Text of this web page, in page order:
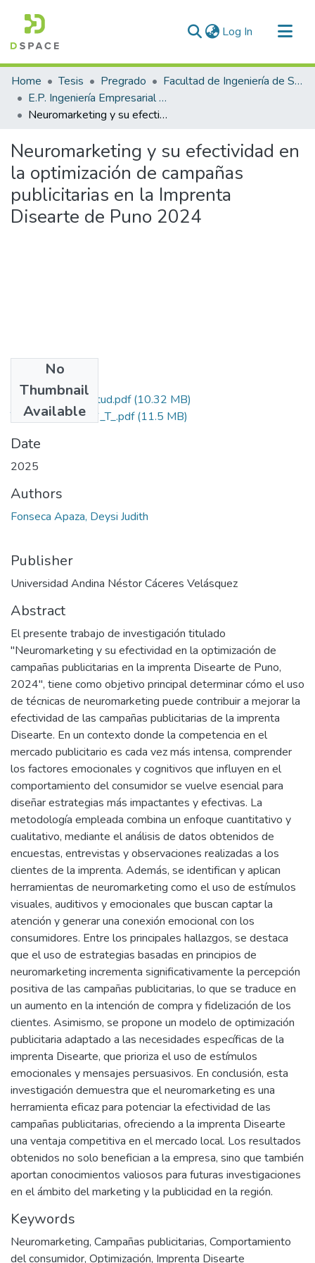
Log In (current)
Communities & Collections
All of DSpace
Statistics
Home Tesis Pregrado
Facultad de Ingeniería de Sistemas
E.P. Ingeniería Empresarial e Informática
Neuromarketing y su efectividad en la optimización de campañas publicitarias en la Imprenta Disearte de Puno 2024
Neuromarketing y su efectividad en
la optimización de campañas
publicitarias en la Imprenta
Disearte de Puno 2024
No
Thumbnail
Available
Grado de Similitud.pdf(10.32 MB)
T036_70353716_T_.pdf(11.5 MB)
Date
2025
Authors
Fonseca Apaza, Deysi Judith
Publisher
Universidad Andina Néstor Cáceres Velásquez
Abstract
El presente trabajo de investigación titulado
"Neuromarketing y su efectividad en la optimización de
campañas publicitarias en la imprenta Disearte de Puno,
2024", tiene como objetivo principal determinar cómo el uso
de técnicas de neuromarketing puede contribuir a mejorar la
efectividad de las campañas publicitarias de la imprenta
Disearte. En un contexto donde la competencia en el
mercado publicitario es cada vez más intensa, comprender
los factores emocionales y cognitivos que influyen en el
comportamiento del consumidor se vuelve esencial para
diseñar estrategias más impactantes y efectivas. La
metodología empleada combina un enfoque cuantitativo y
cualitativo, mediante el análisis de datos obtenidos de
encuestas, entrevistas y observaciones realizadas a los
clientes de la imprenta. Además, se identifican y aplican
herramientas de neuromarketing como el uso de estímulos
visuales, auditivos y emocionales que buscan captar la
atención y generar una conexión emocional con los
consumidores. Entre los principales hallazgos, se destaca
que el uso de estrategias basadas en principios de
neuromarketing incrementa significativamente la percepción
positiva de las campañas publicitarias, lo que se traduce en
un aumento en la intención de compra y fidelización de los
clientes. Asimismo, se propone un modelo de optimización
publicitaria adaptado a las necesidades específicas de la
imprenta Disearte, que prioriza el uso de estímulos
emocionales y mensajes persuasivos. En conclusión, esta
investigación demuestra que el neuromarketing es una
herramienta eficaz para potenciar la efectividad de las
campañas publicitarias, ofreciendo a la imprenta Disearte
una ventaja competitiva en el mercado local. Los resultados
obtenidos no solo benefician a la empresa, sino que también
aportan conocimientos valiosos para futuras investigaciones
en el ámbito del marketing y la publicidad en la región.
Keywords
Neuromarketing, Campañas publicitarias, Comportamiento
del consumidor, Optimización, Imprenta Disearte